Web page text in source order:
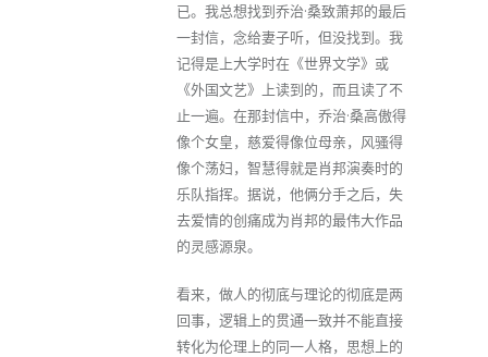
已。我总想找到乔治·桑致萧邦的最后
一封信，念给妻子听，但没找到。我
记得是上大学时在《世界文学》或
《外国文艺》上读到的，而且读了不
止一遍。在那封信中，乔治·桑高傲得
像个女皇，慈爱得像位母亲，风骚得
像个荡妇，智慧得就是肖邦演奏时的
乐队指挥。据说，他俩分手之后，失
去爱情的创痛成为肖邦的最伟大作品
的灵感源泉。
看来，做人的彻底与理论的彻底是两
回事，逻辑上的贯通一致并不能直接
转化为伦理上的同一人格，思想上的